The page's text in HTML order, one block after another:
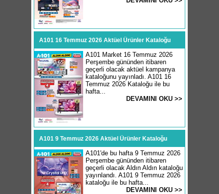
A101 16 Temmuz 2026 Aktüel Ürünler Kataloğu
A101 Market 16 Temmuz 2026
Perşembe gününden itibaren
geçerli olacak aktüel kampanya
kataloğunu yayınladı. A101 16
Temmuz 2026 Kataloğu ile bu
hafta...
DEVAMINI OKU >>
A101 9 Temmuz 2026 Aktüel Ürünler Kataloğu
A101'de bu hafta 9 Temmuz 2026
Perşembe gününden itibaren
geçerli olacak Aldın Aldın kataloğu
yayınlandı. A101 9 Temmuz 2026
kataloğu ile bu hafta...
DEVAMINI OKU >>